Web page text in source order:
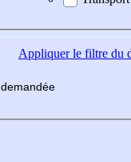
Appliquerle filtre du
demandée